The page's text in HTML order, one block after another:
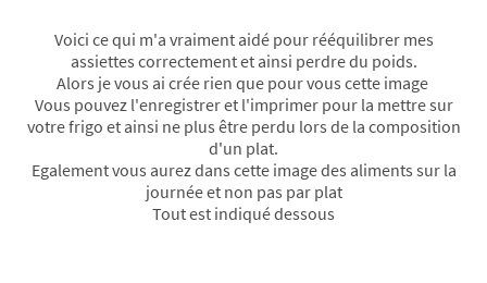
Voici ce qui m'a vraiment aidé pour rééquilibrer mes
assiettes correctement et ainsi perdre du poids.
Alors je vous ai crée rien que pour vous cette image
Vous pouvez l'enregistrer et l'imprimer pour la mettre sur
votre frigo et ainsi ne plus être perdu lors de la composition
d'un plat.
Egalement vous aurez dans cette image des aliments sur la
journée et non pas par plat
Tout est indiqué dessous